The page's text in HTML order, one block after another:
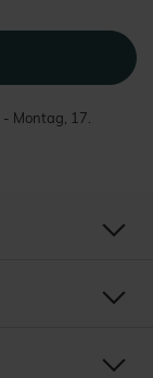
Montag, 17.